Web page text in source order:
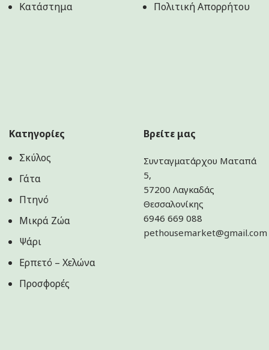
Κατάστημα
Πολιτική Aπορρήτου
Κατηγορίες
Σκύλος
Γάτα
Πτηνό
Μικρά Ζώα
Ψάρι
Ερπετό – Χελώνα
Προσφορές
Βρείτε μας
Συνταγματάρχου Ματαπά
5,
57200 Λαγκαδάς
Θεσσαλονίκης
6946 669 088
pethousemarket@gmail.com